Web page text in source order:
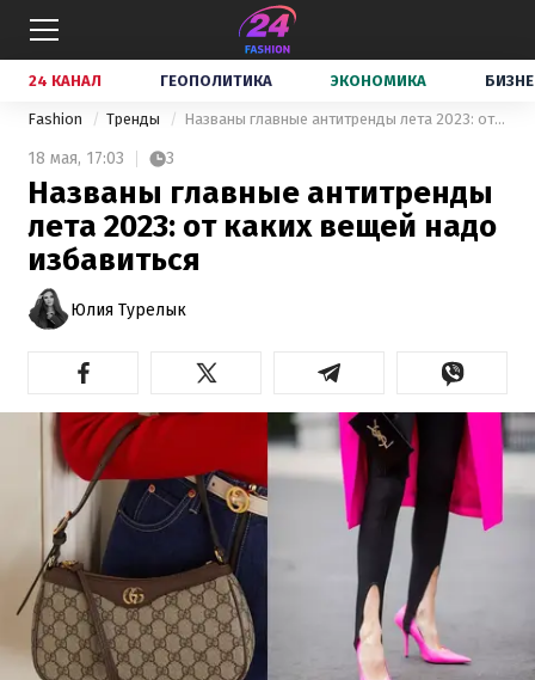
24 КАНАЛ ГЕОПОЛИТИКА ЭКОНОМИКА
Fashion Тренды Названы главные антитренды лета 2023: от каких вещей надо избавиться
18 мая, 17:03 3
Названы главные антитренды
лета 2023: от каких вещей надо
избавиться
Юлия Турелык